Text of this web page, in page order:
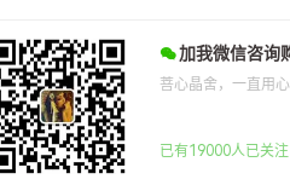
加我微信咨询
菩心晶舍，一直用
已有19000人已关注